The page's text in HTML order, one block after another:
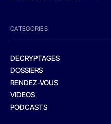
CATEGORIES
DECRYPTAGES
DOSSIERS
RENDEZ-VOUS
VIDEOS
PODCASTS